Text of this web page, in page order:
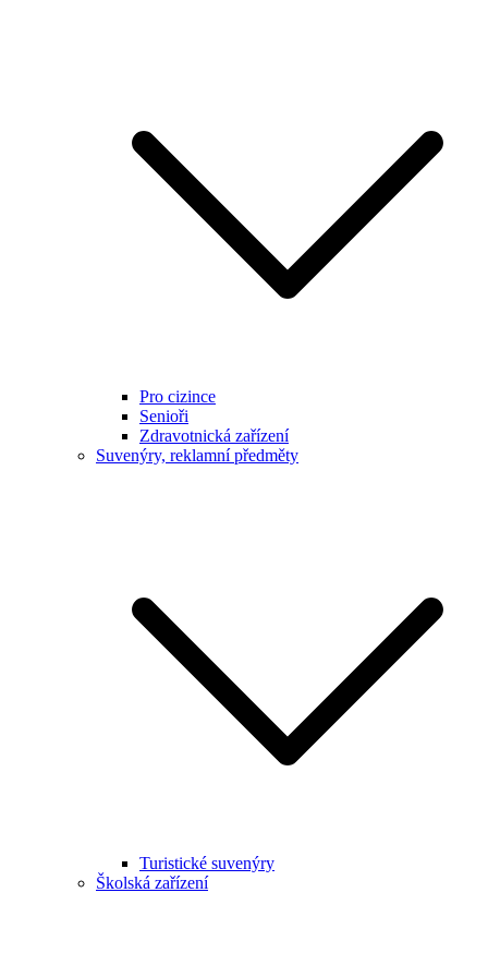
Pro cizince
Senioři
Zdravotnická zařízení
Suvenýry, reklamní předměty
Turistické suvenýry
Školská zařízení